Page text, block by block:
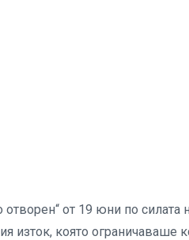
отворен“ от 19 юни по
изток, която ограничаваше